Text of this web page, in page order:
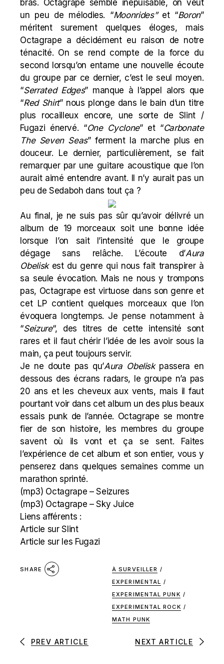
bras. Octagrape semble inépuisable, on veut
un peu de mélodies. “Moonrides”et “Boron”
méritent surement quelques éloges, mais
Octagrape a décidément eu raison de notre
ténacité. On se rend compte de la force du
second lorsqu’on entame une nouvelle écoute
du groupe par ce dernier, c’est le seul moyen.
“Serrated Edges” manque à l’appel alors que
“Red Shirt” nous plonge dans le bain d’un titre
plus rocailleux encore, une sorte de Slint /
Fugazi énervé. “One Cyclone” et “Carbonate
The Seven Seas” ferment la marche plus en
douceur. Le dernier, particulièrement, se fait
remarquer par une guitare acoustique que l’on
aurait aimé entendre avant. Il n’y aurait pas un
peu de Sedaboh dans tout ça ?
Au final, je ne suis pas sûr qu’avoir délivré un
album de 19 morceaux soit une bonne idée
lorsque l’on sait l’intensité que le groupe
dégage sans relâche. L’écoute d’Aura
Obelisk est du genre qui nous fait transpirer à
sa seule évocation. Mais ne nous y trompons
pas, Octagrape est virtuose dans son genre et
cet LP contient quelques morceaux que l’on
évoquera longtemps. Je pense notamment à
“Seizure“, des titres de cette intensité sont
rares et il faut chérir l’idée de les avoir sous la
main, ça peut toujours servir.
Je ne doute pas qu’Aura Obeliskpassera en
dessous des écrans radars, le groupe n’a pas
20 ans et les cheveux aux vents, mais il faut
pourtant voir dans cet album un des plus beaux
essais punk de l’année. Octagrape se montre
fier de son histoire, les membres du groupe
savent où ils vont et ça se sent. Faites
l’expérience de cet album et son entier, vous y
penserez dans quelques semaines comme un
marathon sprinté.
(mp3) Octagrape – Seizures
(mp3) Octagrape – Sky Juice
Liens afférents :
Article sur Slint
Article sur les Fugazi
SHARE À SURVEILLER /
EXPERIMENTAL /
EXPERIMENTAL PUNK /
EXPERIMENTAL ROCK /
MATH PUNK
PREV ARTICLE NEXT ARTICLE